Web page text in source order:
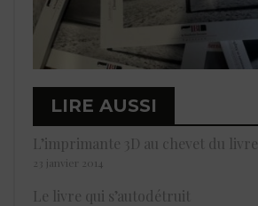
LIRE AUSSI
L’imprimante 3D au chevet du livre
23 janvier 2014
Le livre qui s’autodétruit